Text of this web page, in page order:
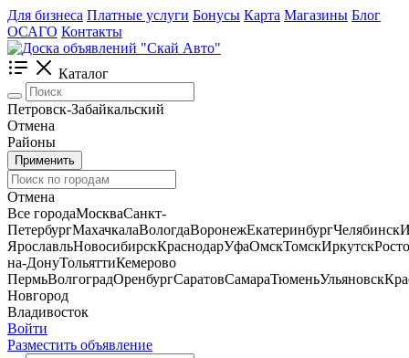
Для бизнеса Платные услуги Бонусы Карта Магазины Блог
ОСАГО Контакты
Каталог
Петровск-Забайкальский
Отмена
Районы
Применить
Отмена
Все городаМоскваСанкт-
ПетербургМахачкалаВологдаВоронежЕкатеринбургЧелябинск
ЯрославльНовосибирскКраснодарУфаОмскТомскИркутск
на-ДонуТольяттиКемерово
ПермьВолгоградОренбургСаратовСамараТюменьУльяновск
Новгород
Владивосток
Войти
Разместить объявление